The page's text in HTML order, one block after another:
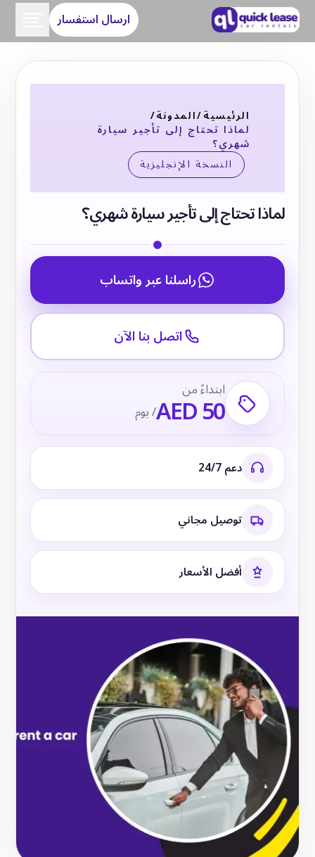
ارسال استفسار
الرئيسية/المدونة/
لماذا تحتاج إلى تأجير سيارة
شهري؟
النسخة الإنجليزية
لماذا تحتاج إلى تأجير سيارة شهري؟
راسلنا عبر واتساب
اتصل بنا الآن
ابتداءً من
AED 50/ يوم
دعم 24/7
توصيل مجاني
أفضل الأسعار